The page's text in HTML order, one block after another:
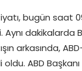
bugün saat
dakikalarda
arkasında,
ABD